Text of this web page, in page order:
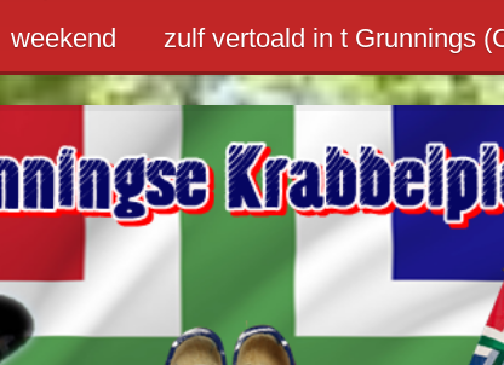
weekend zulf vertoald in t Grunnings